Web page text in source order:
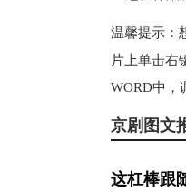
温馨提示：
片上单击右
WORD中，
京剧图文
这杠棒跟